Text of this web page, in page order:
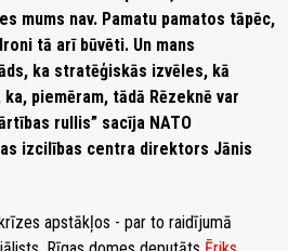
mums nav. Pamatu pamatos tāpēc,
tā arī būvēti. Un mans
ka stratēģiskās izvēles, kā
piemēram, tādā Rēzeknē var
rullis” sacīja NATO
izcilības centra direktors Jānis
apstākļos - par to raidījumā